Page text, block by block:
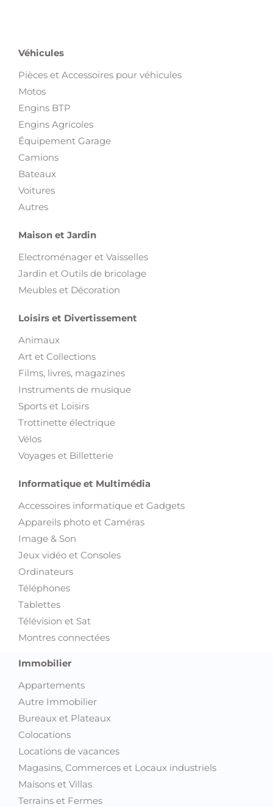
Véhicules
Pièces et Accessoires pour véhicules
Motos
Engins BTP
Engins Agricoles
Équipement Garage
Camions
Bateaux
Voitures
Autres
Maison et Jardin
Electroménager et Vaisselles
Jardin et Outils de bricolage
Meubles et Décoration
Loisirs et Divertissement
Animaux
Art et Collections
Films, livres, magazines
Instruments de musique
Sports et Loisirs
Trottinette électrique
Vélos
Voyages et Billetterie
Informatique et Multimédia
Accessoires informatique et Gadgets
Appareils photo et Caméras
Image & Son
Jeux vidéo et Consoles
Ordinateurs
Téléphones
Tablettes
Télévision et Sat
Montres connectées
Immobilier
Appartements
Autre Immobilier
Bureaux et Plateaux
Colocations
Locations de vacances
Magasins, Commerces et Locaux industriels
Maisons et Villas
Terrains et Fermes